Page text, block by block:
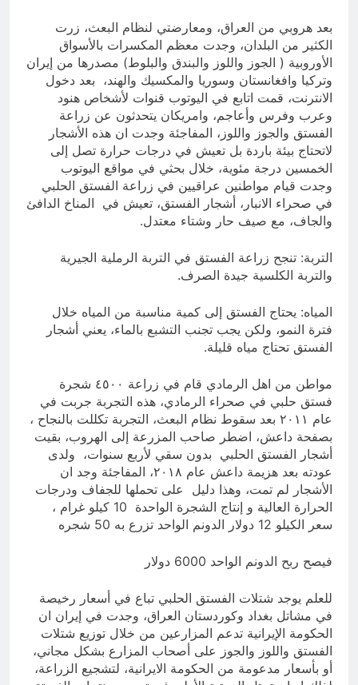
بعد هروبي من العراق، ومعارضتي لنظام البعث، زرت
الكثير من البلدان، وجدت معظم المكسرات بالأسواق
الأوروبية ( الجوز واللوز والبندق والبلوط) مصدرها من إيران
وتركيا وافغانستان وسوريا والمكسيك والهند، بعد دخول
الانترنت، قمت اتابع في اليوتوب قنوات لأشخاص هنود
وعرب وفرس وأعاجم، وامريكان يتحدثون عن زراعة
الفستق والجوز واللوز، المفاجئة وجدت ان هذه الأشجار
لاتحتاج بيئة باردة بل تعيش في درجات حرارة تصل إلى
الخمسين درجة مئوية، خلال بحثي في مواقع اليوتوب
وجدت قيام مواطنين عراقيين في زراعة الفستق الحلبي
في صحراء الانبار، أشجار الفستق، تعيش في المناخ الدافئ
والجاف، مع صيف حار وشتاء معتدل.
التربة: تنجح زراعة الفستق في التربة الرملية الجيرية
والتربة الكلسية جيدة الصرف.
المياه: يحتاج الفستق إلى كمية مناسبة من المياه خلال
فترة النمو، ولكن يجب تجنب التشبع بالماء، يعني أشجار
الفستق تحتاج مياه قليلة.
مواطن من اهل الرمادي قام في زراعة ٤٥٠٠ شجرة
فستق حلبي في صحراء الرمادي، هذه التجربة جربت في
عام ٢٠١١ بعد سقوط نظام البعث، التجربة تكللت بالنجاح ،
بصفحة داعش، اضطر صاحب المزرعة إلى الهروب، بقيت
أشجار الفستق الحلبي بدون سقي لأربع سنوات، ولدى
عودته بعد هزيمة داعش عام ٢٠١٨، المفاجئة وجد ان
الأشجار لم تمت، وهذا دليل على تحملها للجفاف ودرجات
الحرارة العالية و إنتاج الشجرة الواحدة 10 كيلو غرام ،
سعر الكيلو 12 دولار الدونم الواحد تزرع به 50 شجره
فيصح ربح الدونم الواحد 6000 دولار
للعلم يوجد شتلات الفستق الحلبي تباع في أسعار رخيصة
في مشاتل بغداد وكوردستان العراق، وجدت في إيران ان
الحكومة الإيرانية تدعم المزارعين من خلال توزيع شتلات
الفستق واللوز والجوز على أصحاب المزارع بشكل مجاني،
أو بأسعار مدعومة من الحكومة الايرانية، لتشجيع الزراعة،